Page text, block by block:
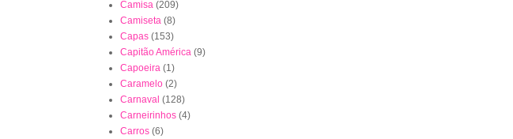
Camisa (209)
Camiseta (8)
Capas (153)
Capitão América (9)
Capoeira (1)
Caramelo (2)
Carnaval (128)
Carneirinhos (4)
Carros (6)